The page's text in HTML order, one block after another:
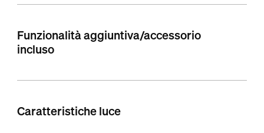
Funzionalità aggiuntiva/accessorio
incluso
Caratteristiche luce